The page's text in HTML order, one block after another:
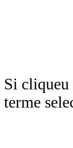
Si cliqueu
terme